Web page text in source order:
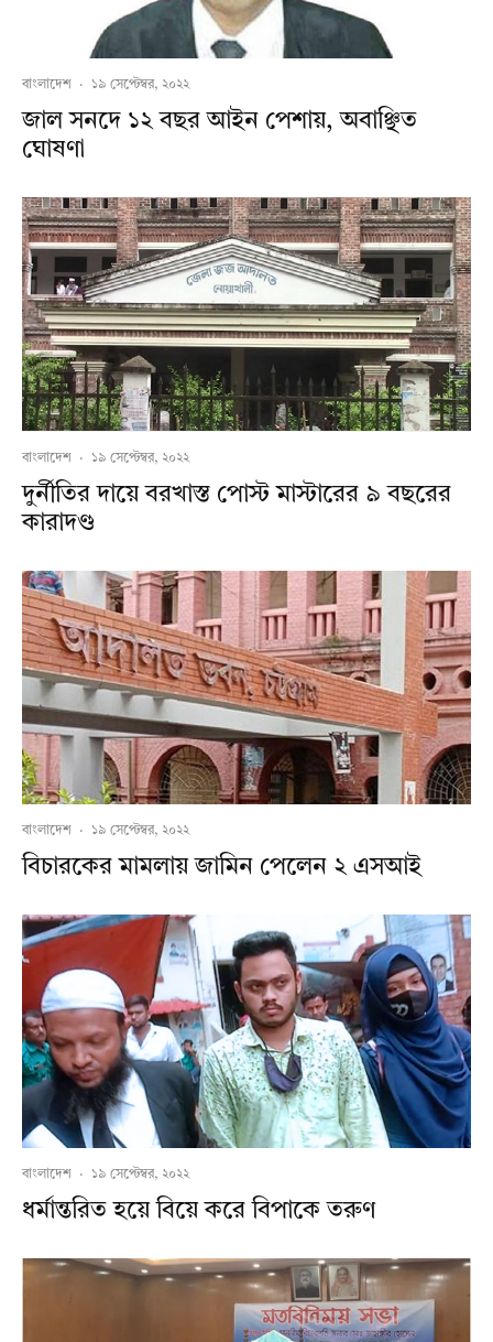
বাংলাদেশ · ১৯ সেপ্টেম্বর, ২০২২
জাল সনদে ১২ বছর আইন পেশায়, অবাঞ্ছিত
ঘোষণা
বাংলাদেশ · ১৯ সেপ্টেম্বর, ২০২২
দুর্নীতির দায়ে বরখাস্ত পোস্ট মাস্টারের ৯ বছরের
কারাদণ্ড
বাংলাদেশ · ১৯ সেপ্টেম্বর, ২০২২
বিচারকের মামলায় জামিন পেলেন ২ এসআই
বাংলাদেশ · ১৯ সেপ্টেম্বর, ২০২২
ধর্মান্তরিত হয়ে বিয়ে করে বিপাকে তরুণ